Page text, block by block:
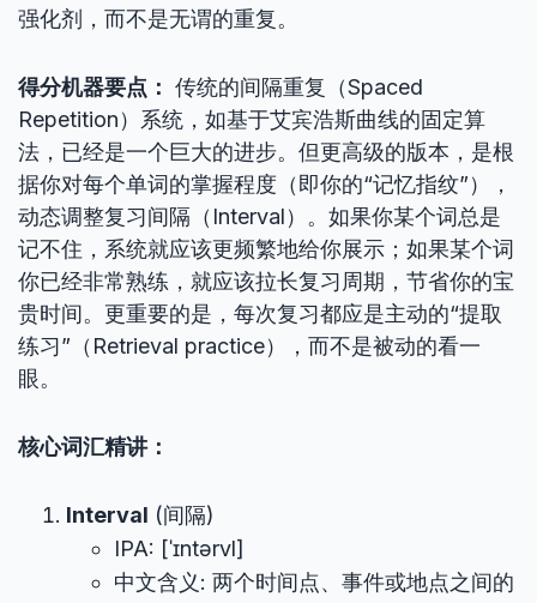
强化剂，而不是无谓的重复。
得分机器要点： 传统的间隔重复（Spaced
Repetition）系统，如基于艾宾浩斯曲线的固定算
法，已经是一个巨大的进步。但更高级的版本，是根
据你对每个单词的掌握程度（即你的“记忆指纹”），
动态调整复习间隔（Interval）。如果你某个词总是
记不住，系统就应该更频繁地给你展示；如果某个词
你已经非常熟练，就应该拉长复习周期，节省你的宝
贵时间。更重要的是，每次复习都应是主动的“提取
练习”（Retrieval practice），而不是被动的看一
眼。
核心词汇精讲：
Interval (间隔)
IPA: [ˈɪntərvl]
中文含义: 两个时间点、事件或地点之间的